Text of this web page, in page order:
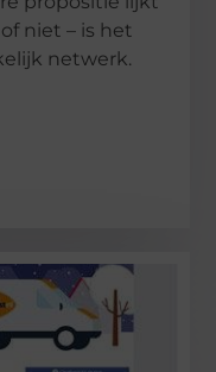
niet – is het
netwerk.